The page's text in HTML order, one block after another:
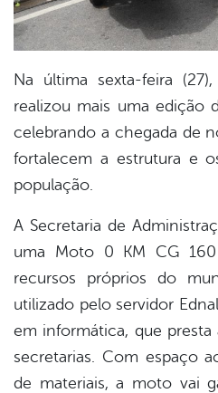
Na última sexta-feira
realizou mais uma edição
celebrando a chegada de
fortalecem a estrutura e
população.
A Secretaria de
uma Moto 0 KM CG
recursos próprios do
utilizado pelo servidor
em informática, que
secretarias. Com espaço
de materiais, a moto vai